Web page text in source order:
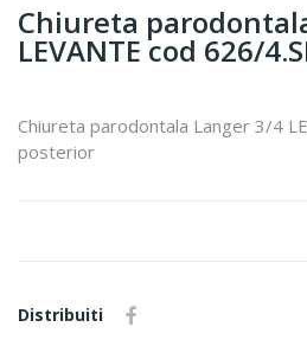
Chiureta
LEVANTE cod 626/
Chiureta parodontala Langer 3/4
posterior
Distribuiti